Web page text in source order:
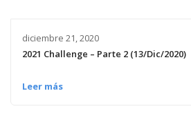
diciembre 21, 2020
2021 Challenge – Parte 2 (13/Dic/2020)
Leer más